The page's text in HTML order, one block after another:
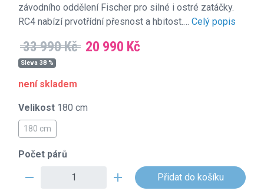
závodního oddělení Fischer pro silné i ostré zatáčky.
RC4 nabízí prvotřídní přesnost a hbitost.… Celý popis
33 990 Kč 20 990 Kč
Sleva 38 %
není skladem
Velikost 180 cm
180 cm
Počet párů
remove add